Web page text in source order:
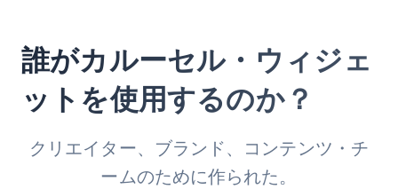
誰がカルーセル・ウィジェ
ットを使用するのか？
クリエイター、ブランド、コンテンツ・チ
ームのために作られた。